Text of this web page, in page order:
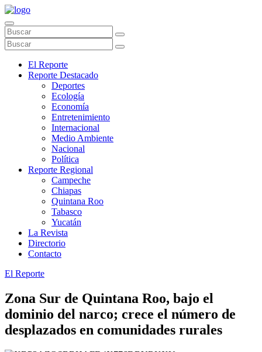
El Reporte
Reporte Destacado
Deportes
Ecología
Economía
Entretenimiento
Internacional
Medio Ambiente
Nacional
Política
Reporte Regional
Campeche
Chiapas
Quintana Roo
Tabasco
Yucatán
La Revista
Directorio
Contacto
El Reporte
Zona Sur de Quintana Roo, bajo el
dominio del narco; crece el número de
desplazados en comunidades rurales